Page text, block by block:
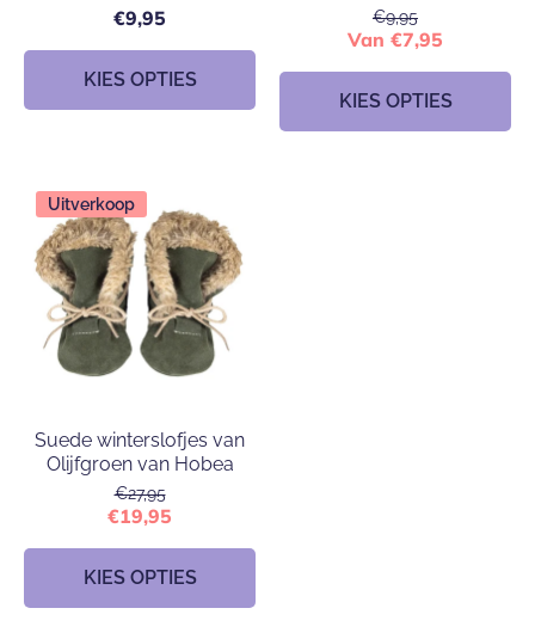
€9,95
KIES OPTIES
€9,95
Van €7,95
KIES OPTIES
Uitverkoop
Suede winterslofjes van
Olijfgroen van Hobea
€27,95
€19,95
KIES OPTIES